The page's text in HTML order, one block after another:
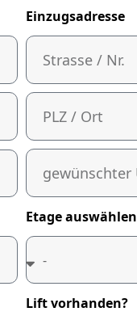
Einzugsadresse
Etage auswählen
Lift vorhanden?